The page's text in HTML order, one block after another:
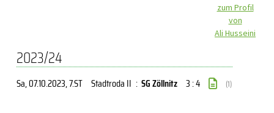
zum Profil
von
Ali Husseini
2023/24
Sa, 07.10.2023, 7.ST Stadtroda II : SG Zöllnitz 3 : 4 (1)